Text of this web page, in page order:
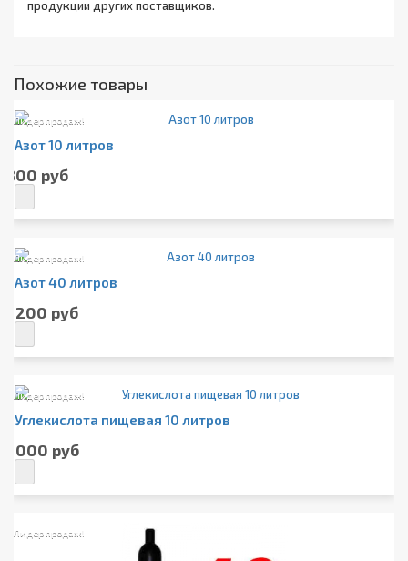
продукции других поставщиков.
Похожие товары
Лидер продаж!
Азот 10 литров
800 руб
Лидер продаж!
Азот 40 литров
1 200 руб
Лидер продаж!
Углекислота пищевая 10 литров
1 000 руб
Лидер продаж!